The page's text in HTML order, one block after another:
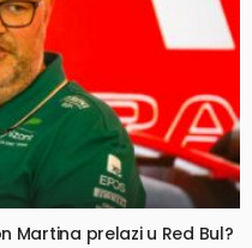
Martina prelazi u Red Bul?